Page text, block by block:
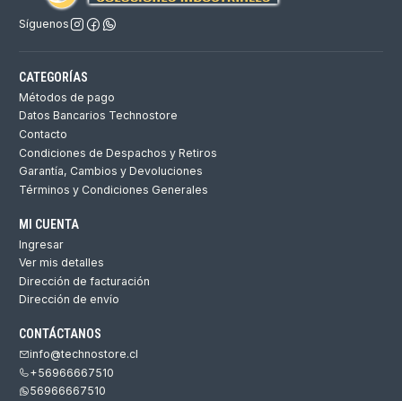
Síguenos
CATEGORÍAS
Métodos de pago
Datos Bancarios Technostore
Contacto
Condiciones de Despachos y Retiros
Garantía, Cambios y Devoluciones
Términos y Condiciones Generales
MI CUENTA
Ingresar
Ver mis detalles
Dirección de facturación
Dirección de envío
CONTÁCTANOS
info@technostore.cl
+56966667510
56966667510